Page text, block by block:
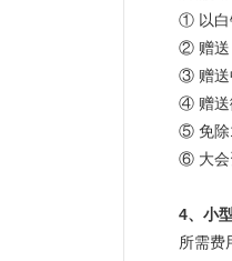
① 以白
② 赠送
③ 赠送
④ 赠送
⑤ 免除
⑥ 大会
4、小
所需费